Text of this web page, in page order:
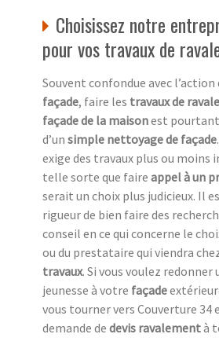
Choisissez notre
pour vos travaux de
Souvent confondue avec
façade, faire les travaux de
façade de la maisonest
d’un simple nettoyage de façade.
exige des travaux plus ou moins
telle sorte que faire appel à un
serait un choix plus judicieux. Il
rigueur de bien faire des
conseil en ce qui concerne le
ou du prestataire qui viendra
travaux. Si vous voulez redonner
jeunesse à votre façade
vous tourner vers Couverture 34
demande de devis ravalementà